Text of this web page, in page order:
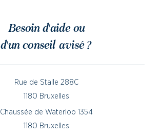
Besoin d'aide ou
d'un conseil avisé ?
Rue de Stalle 288C
1180 Bruxelles
Chaussée de Waterloo 1354
1180 Bruxelles